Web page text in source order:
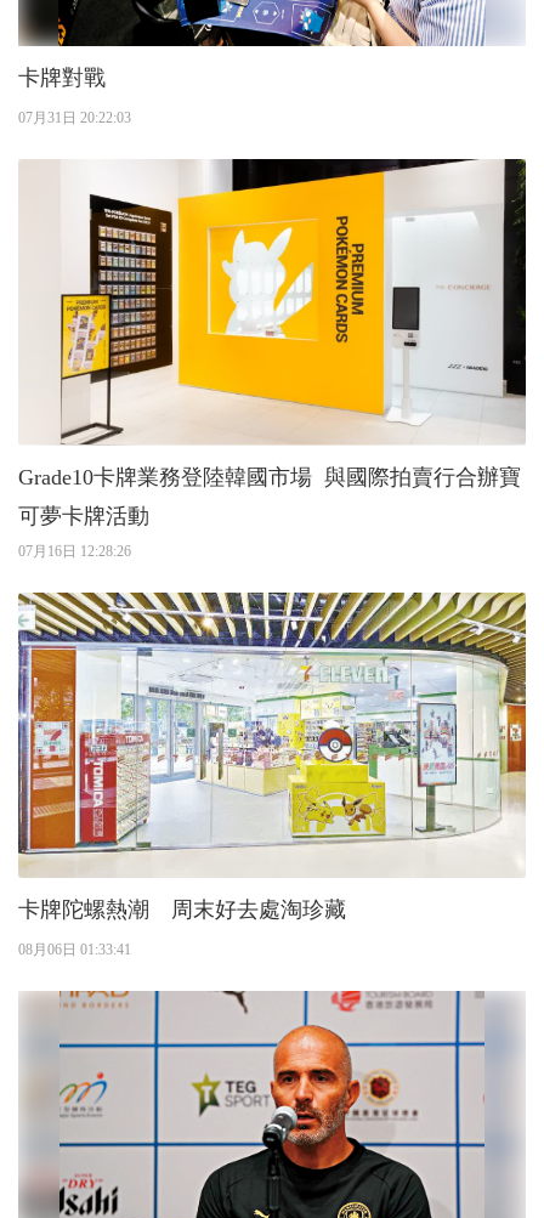
卡牌對戰
07月31日 20:22:03
Grade10卡牌業務登陸韓國市場 與國際拍賣行合辦寶
可夢卡牌活動
07月16日 12:28:26
卡牌陀螺熱潮 周末好去處淘珍藏
08月06日 01:33:41